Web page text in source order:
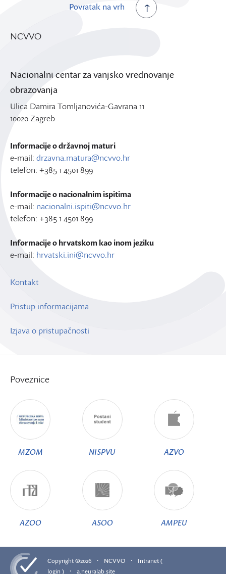
Povratak na vrh
NCVVO
Nacionalni centar za vanjsko vrednovanje
obrazovanja
Ulica Damira Tomljanovića-Gavrana 11
10020 Zagreb
Informacije o državnoj maturi
e-mail: drzavna.matura@ncvvo.hr
telefon: +385 1 4501 899
Informacije o nacionalnim ispitima
e-mail: nacionalni.ispiti@ncvvo.hr
telefon: +385 1 4501 899
Informacije o hrvatskom kao inom jeziku
e-mail: hrvatski.ini@ncvvo.hr
Kontakt
Pristup informacijama
Izjava o pristupačnosti
Poveznice
MZOM NISPVU AZVO
AZOO ASOO AMPEU
Copyright ©2026 · NCVVO ·
Intranet (
login )
· a.neuralab.site